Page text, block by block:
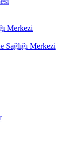
Merkezi
Sağlığı Merkezi